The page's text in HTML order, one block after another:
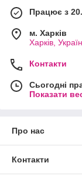
Працює з
м. Харків
Харків,
Контакти
Сьогодні
Показати
Про нас
Контакти